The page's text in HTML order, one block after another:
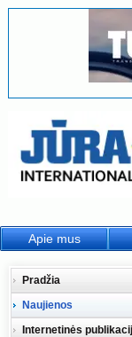
Pradžia
Naujienos
Internetinės
Apie mus